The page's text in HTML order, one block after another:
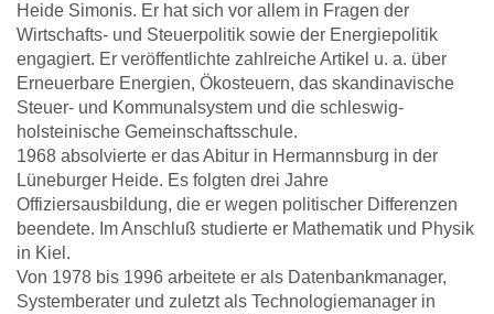
Heide Simonis. Er hat sich vor allem in Fragen der
Wirtschafts- und Steuerpolitik sowie der Energiepolitik
engagiert. Er veröffentlichte zahlreiche Artikel u. a. über
Erneuerbare Energien, Ökosteuern, das skandinavische
Steuer- und Kommunalsystem und die schleswig-
holsteinische Gemeinschaftsschule.
1968 absolvierte er das Abitur in Hermannsburg in der
Lüneburger Heide. Es folgten drei Jahre
Offiziersausbildung, die er wegen politischer Differenzen
beendete. Im Anschluß studierte er Mathematik und Physik
in Kiel.
Von 1978 bis 1996 arbeitete er als Datenbankmanager,
Systemberater und zuletzt als Technologiemanager in